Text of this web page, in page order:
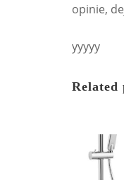
opinie,
yyyyy
Related